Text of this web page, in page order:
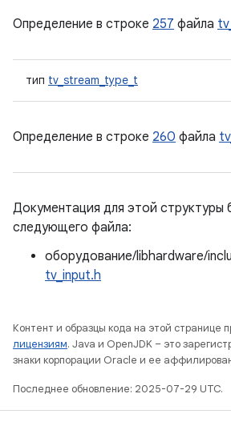
Определение в строке 257 файла
тип tv_stream_type_t
Определение в строке 260 файла
Документация для этой структуры
следующего файла:
оборудование/libhardware/
tv_input.h
Контент и образцы кода на этой странице
лицензиям. Java и OpenJDK – это
знаки корпорации Oracle и ее
Последнее обновление: 2025-07-29 UTC.